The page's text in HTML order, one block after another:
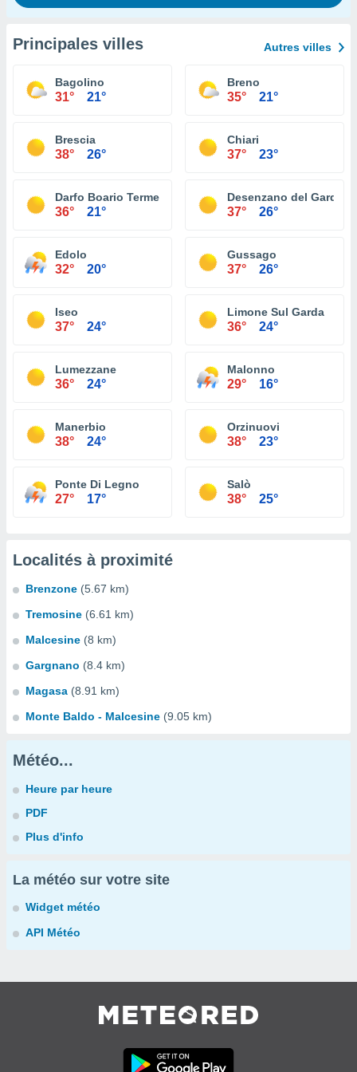
Principales villes Autres villes
Bagolino
31° 21°
Breno
35° 21°
Brescia
38° 26°
Chiari
37° 23°
Darfo Boario Terme
36° 21°
Desenzano del Garda
37° 26°
Edolo
32° 20°
Gussago
37° 26°
Iseo
37° 24°
Limone Sul Garda
36° 24°
Lumezzane
36° 24°
Malonno
29° 16°
Manerbio
38° 24°
Orzinuovi
38° 23°
Ponte Di Legno
27° 17°
Salò
38° 25°
Localités à proximité
Brenzone (5.67 km)
Tremosine (6.61 km)
Malcesine (8 km)
Gargnano (8.4 km)
Magasa (8.91 km)
Monte Baldo - Malcesine (9.05 km)
Météo...
Heure par heure
PDF
Plus d'info
La météo sur votre site
Widget météo
API Météo